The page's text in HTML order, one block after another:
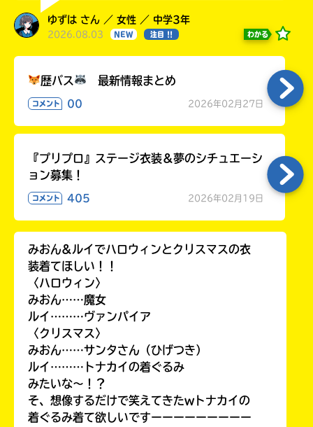
ゆずは さん ／ 女性 ／ 中学3年
2026.08.03 NEW 注目 !! わかる
歴バス 最新情報まとめ
コメント 00 2026年02月27日
『プリプロ』ステージ衣装＆夢のシチュエーシ
ョン募集！
コメント 405 2026年02月19日
みおん&ルイでハロウィンとクリスマスの衣
装着てほしい！！
〈ハロウィン〉
みおん……魔女
ルイ………ヴァンパイア
〈クリスマス〉
みおん……サンタさん（ひげつき）
ルイ………トナカイの着ぐるみ
みたいな〜！？
そ、想像するだけで笑えてきたwトナカイの
着ぐるみ着て欲しいですーーーーーーーーー